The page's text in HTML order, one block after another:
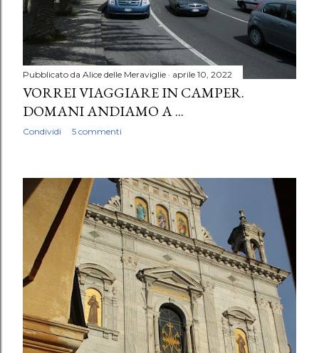
Pubblicato da Alice delle Meraviglie aprile 10, 2022
VORREI VIAGGIARE IN CAMPER.
DOMANI ANDIAMO A ...
Condividi 5 commenti